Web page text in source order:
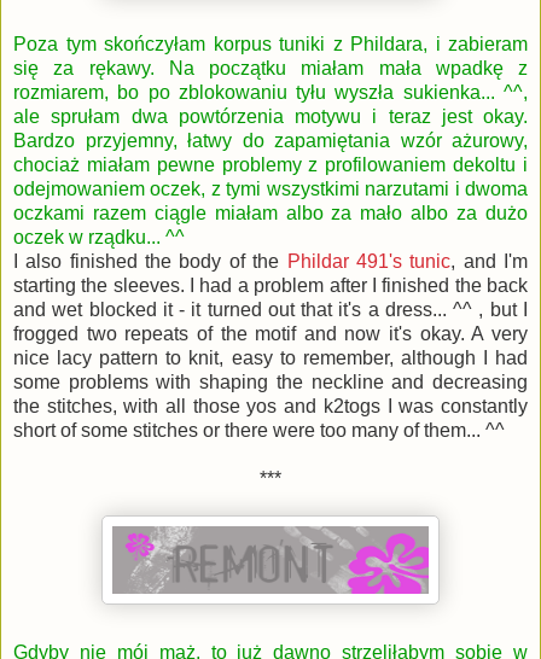
Poza tym skończyłam korpus tuniki z Phildara, i zabieram
się za rękawy. Na początku miałam mała wpadkę z
rozmiarem, bo po zblokowaniu tyłu wyszła sukienka... ^^,
ale sprułam dwa powtórzenia motywu i teraz jest okay.
Bardzo przyjemny, łatwy do zapamiętania wzór ażurowy,
chociaż miałam pewne problemy z profilowaniem dekoltu i
odejmowaniem oczek, z tymi wszystkimi narzutami i dwoma
oczkami razem ciągle miałam albo za mało albo za dużo
oczek w rządku... ^^
I also finished the body of the Phildar 491's tunic, and I'm
starting the sleeves. I had a problem after I finished the back
and wet blocked it - it turned out that it's a dress... ^^ , but I
frogged two repeats of the motif and now it's okay. A very
nice lacy pattern to knit, easy to remember, although I had
some problems with shaping the neckline and decreasing
the stitches, with all those yos and k2togs I was constantly
short of some stitches or there were too many of them... ^^
***
Gdyby nie mój mąż, to już dawno strzeliłabym sobie w